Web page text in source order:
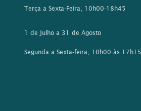
Terça a Sexta-Feira, 10h00-18h45
1 de Julho a 31 de Agosto
Segunda a Sexta-feira, 10h00 às 17h15